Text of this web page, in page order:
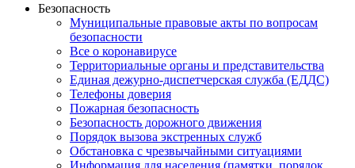
Безопасность
Муниципальные правовые акты по вопросам
безопасности
Все о коронавирусе
Территориальные органы и представительства
Единая дежурно-диспетчерская служба (ЕДДС)
Телефоны доверия
Пожарная безопасность
Безопасность дорожного движения
Порядок вызова экстренных служб
Обстановка с чрезвычайными ситуациями
Информация для населения (памятки, порядок